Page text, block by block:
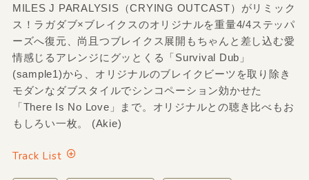
MILES J PARALYSIS（CRYING OUTCAST）がリミック
ス！ラガダブ×ブレイクスのオリジナルを重量4/4ステッパ
ーズへ復元、尚且つブレイクス展開もちゃんと差し込む愛
情感じるアレンジにグッとくる「Survival Dub」
(sample1)から、オリジナルのブレイクビーツを取り除き
モダンなダブスタイルでシンコペーション効かせた
「There Is No Love」まで。オリジナルとの聴き比べもお
もしろい一枚。 (Akie)
Track List